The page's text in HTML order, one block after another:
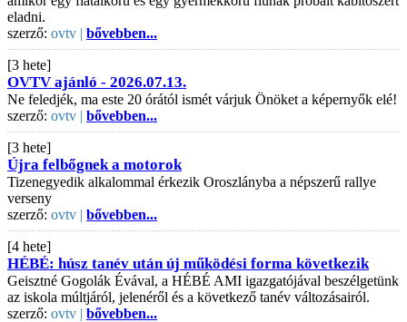
eladni.
szerző: ovtv | bővebben...
[3 hete]
OVTV ajánló - 2026.07.13.
Ne feledjék, ma este 20 órától ismét várjuk Önöket a képernyők elé!
szerző: ovtv | bővebben...
[3 hete]
Újra felbőgnek a motorok
Tizenegyedik alkalommal érkezik Oroszlányba a népszerű rallye
verseny
szerző: ovtv | bővebben...
[4 hete]
HÉBÉ: húsz tanév után új működési forma következik
Geisztné Gogolák Évával, a HÉBÉ AMI igazgatójával beszélgetünk
az iskola múltjáról, jelenéről és a következő tanév változásairól.
szerző: ovtv | bővebben...